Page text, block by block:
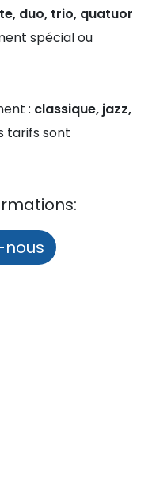
duo, trio, quatuor
spécial ou
: classique, jazz,
tarifs sont